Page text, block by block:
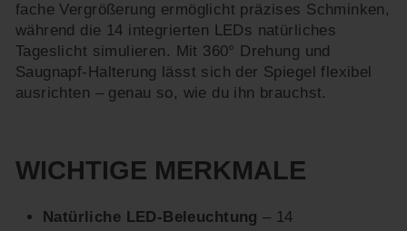
fache Vergrößerung ermöglicht präzises Schminken,
während die 14 integrierten LEDs natürliches
Tageslicht simulieren. Mit 360° Drehung und
Saugnapf-Halterung lässt sich der Spiegel flexibel
ausrichten – genau so, wie du ihn brauchst.
WICHTIGE MERKMALE
Natürliche LED-Beleuchtung – 14